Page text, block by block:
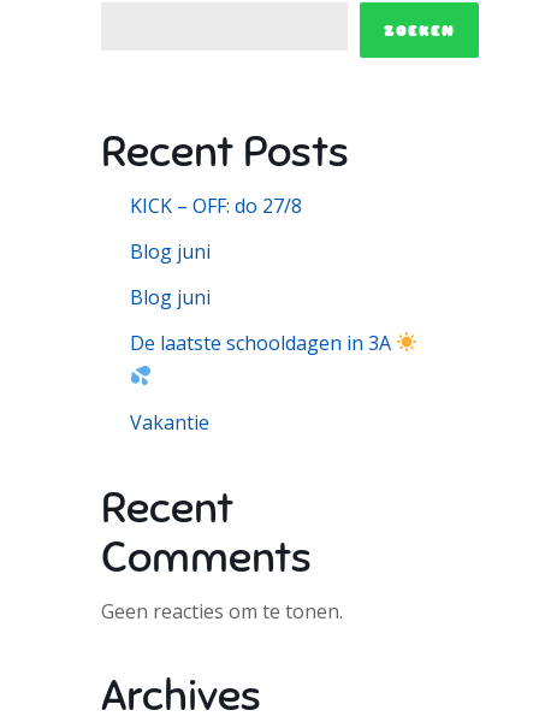
ZOEKEN
Recent Posts
KICK – OFF: do 27/8
Blog juni
Blog juni
De laatste schooldagen in 3A
Vakantie
Recent
Comments
Geen reacties om te tonen.
Archives